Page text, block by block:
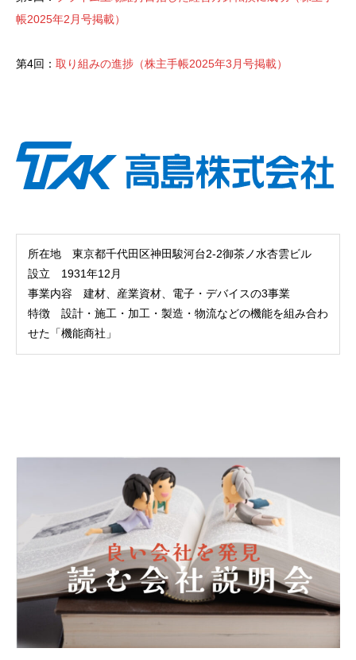
帳2025年2月号掲載）
第4回： 取り組みの進捗（株主手帳2025年3月号掲載）
所在地 東京都千代田区神田駿河台2-2御茶ノ水杏雲ビル
設立 1931年12月
事業内容 建材、産業資材、電子・デバイスの3事業
特徴 設計・施工・加工・製造・物流などの機能を組み合わ
せた「機能商社」